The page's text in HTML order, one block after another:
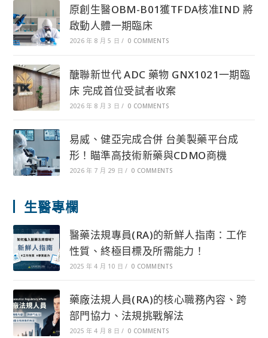
原創生醫OBM-B01獲TFDA核准IND 將
啟動人體一期臨床
2026 年 8 月 5 日 / 0 COMMENTS
醣聯新世代 ADC 藥物 GNX1021一期臨
床 完成首位受試者收案
2026 年 8 月 3 日 / 0 COMMENTS
易威、健亞完成合併 台美製藥平台成
形！瞄準高技術新藥與CDMO商機
2026 年 7 月 29 日 / 0 COMMENTS
生醫專欄
醫藥法規專員(RA)的新鮮人指南：工作
性質、終極目標及所需能力！
2025 年 4 月 10 日 / 0 COMMENTS
藥廠法規人員(RA)的核心職務內容、跨
部門協力、法規挑戰解法
2025 年 4 月 8 日 / 0 COMMENTS